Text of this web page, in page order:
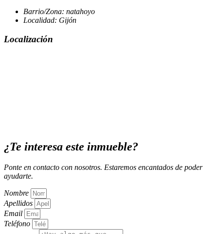
Barrio/Zona: natahoyo
Localidad: Gijón
Localización
¿Te interesa este inmueble?
Ponte en contacto con nosotros. Estaremos encantados de poder
ayudarte.
Nombre
Apellidos
Email
Teléfono